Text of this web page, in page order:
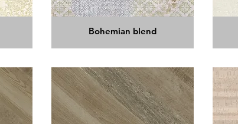
Bohemian blend